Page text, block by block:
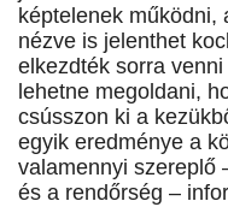
képtelenek működni,
nézve is jelenthet
elkezdték sorra
lehetne megoldani,
csússzon ki a
egyik eredménye a
valamennyi szereplő
és a rendőrség –